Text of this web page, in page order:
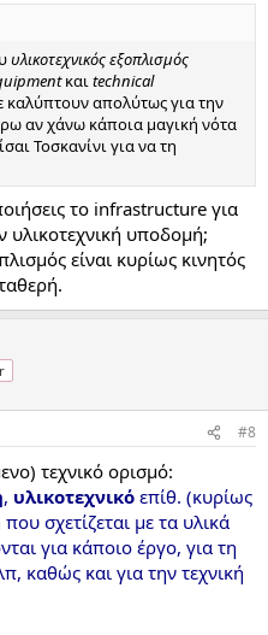
υλικοτεχνικός εξοπλισμός
καιtechnical
καλύπτουν απολύτως για την
αν χάνω κάποια μαγική νότα
Τοσκανίνι για να τη
το infrastructure για
υλικοτεχνική υποδομή;
είναι κυρίως κινητός
#8
τεχνικό ορισμό:
, υλικοτεχνικό επίθ. (κυρίως
σχετίζεται με τα υλικά
για κάποιο έργο, για τη
καθώς και για την τεχνική